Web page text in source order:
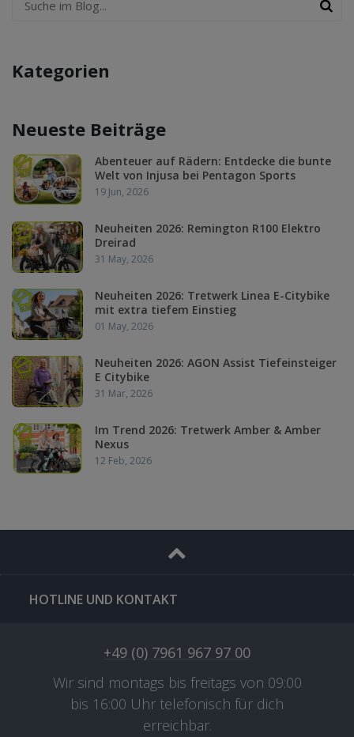
Kategorien
Neueste Beiträge
Abenteuer auf Rädern: Entdecke die bunte
Welt von Injusa bei Pentagon Sports
19 Jun, 2026
Neuheiten 2026: Remington R100 Elektro
Dreirad
31 May, 2026
Neuheiten 2026: Tretwerk Linea E-Citybike
mit extra tiefem Einstieg
01 May, 2026
Neuheiten 2026: AGON Assist Tiefeinsteiger
E Citybike
31 Mar, 2026
Im Trend 2026: Tretwerk Amber & Amber
Nexus
12 Feb, 2026
HOTLINE UND KONTAKT
+49 (0) 7961 967 97 00
Wir sind montags bis freitags von 09:00
bis 16:00 Uhr telefonisch für dich
erreichbar.